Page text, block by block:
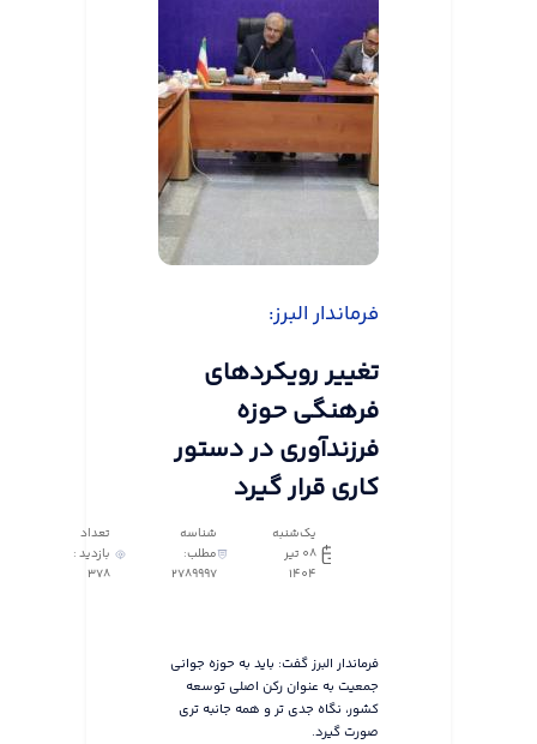
فرماندار البرز:
تغییر رویکردهای
فرهنگی حوزه
فرزندآوری در دستور
کاری قرار گیرد
یک‌شنبه
08 تیر
1404
شناسه
مطلب:
2789997
تعداد
بازدید :
378
فرماندار البرز گفت: باید به حوزه جوانی
جمعیت به عنوان رکن اصلی توسعه
کشور، نگاه جدی تر و همه جانبه تری
صورت گیرد.